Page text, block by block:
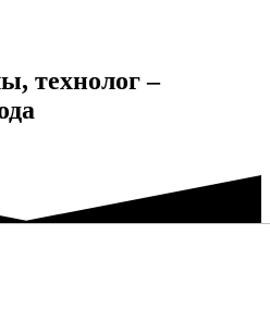
технолог –